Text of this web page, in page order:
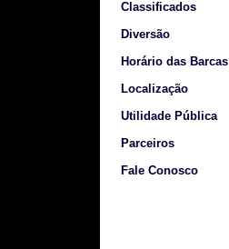
Classificados
Diversão
Horário das Barcas
Localização
Utilidade Pública
Parceiros
Fale Conosco